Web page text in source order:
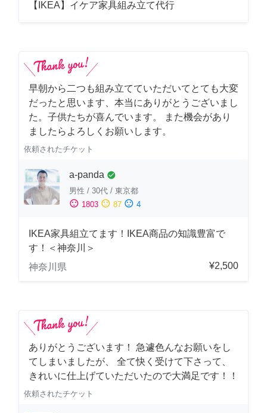
【IKEA】イケア家具組み立て代行
早朝から二つも組み立てていただいてとても大変
だったと思います、本当にありがとうございまし
た。子供たちが喜んでいます。 また機会があり
ましたらよろしくお願いします。
依頼されたチケット
a-panda check_circle
男性 / 30代 / 東京都
sentiment_satisfied 1803 sentiment_neutral 87 sentiment_dissatisfied 4
IKEA家具組立てます！IKEA商品の知識豊富で
す！＜神奈川＞
神奈川県
¥2,500
ありがとうございます！ 急遽色んなお願いをし
てしまいましたが、 全て快く受けて下さって、
きれいに仕上げていただいたので大満足です！！
依頼されたチケット